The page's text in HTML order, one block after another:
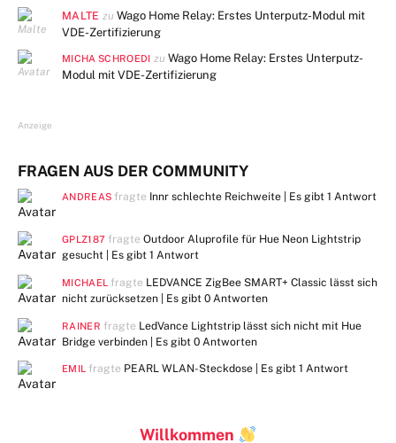
MALTE zu Wago Home Relay: Erstes Unterputz-Modul mit
VDE-Zertifizierung
MICHA SCHROEDI zu Wago Home Relay: Erstes Unterputz-
Modul mit VDE-Zertifizierung
Anzeige
FRAGEN AUS DER COMMUNITY
ANDREAS fragte Innr schlechte Reichweite | Es gibt1 Antwort
GPLZ187 fragteOutdoor Aluprofile für Hue Neon Lightstrip
gesucht | Es gibt 1 Antwort
MICHAEL fragte LEDVANCE ZigBee SMART+ Classic lässt sich
nicht zurücksetzen | Es gibt 0 Antworten
RAINER fragte LedVance Lightstrip lässt sich nicht mit Hue
Bridge verbinden | Es gibt 0 Antworten
EMIL fragte PEARL WLAN-Steckdose | Es gibt1 Antwort
Willkommen